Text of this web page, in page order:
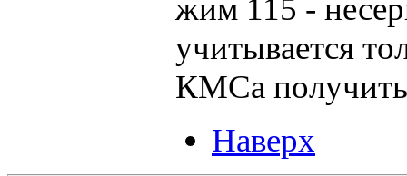
жим 115 -
учитывается
КМСа
Наверх